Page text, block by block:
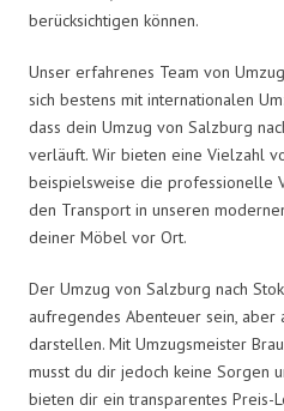
berücksichtigen können.
Unser erfahrenes Team von
sich bestens mit internationalen
dass dein Umzug von Salzburg
verläuft. Wir bieten eine Vielzahl
beispielsweise die professionelle
den Transport in unseren
deiner Möbel vor Ort.
Der Umzug von Salzburg nach
aufregendes Abenteuer sein, aber
darstellen. Mit Umzugsmeister
musst du dir jedoch keine Sorgen
bieten dir ein transparentes Preis-